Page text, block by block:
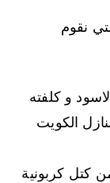
نقوم
و كلفته
الكويت
كتل كربونية